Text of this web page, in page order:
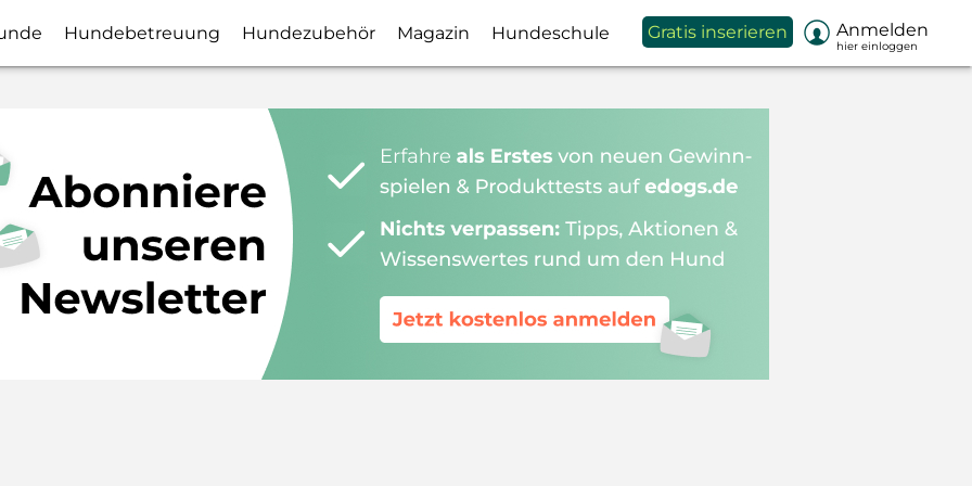
Hundebetreuung Hundezubehör Magazin Hundeschule Gratis inserieren  Anmelden
hier einloggen